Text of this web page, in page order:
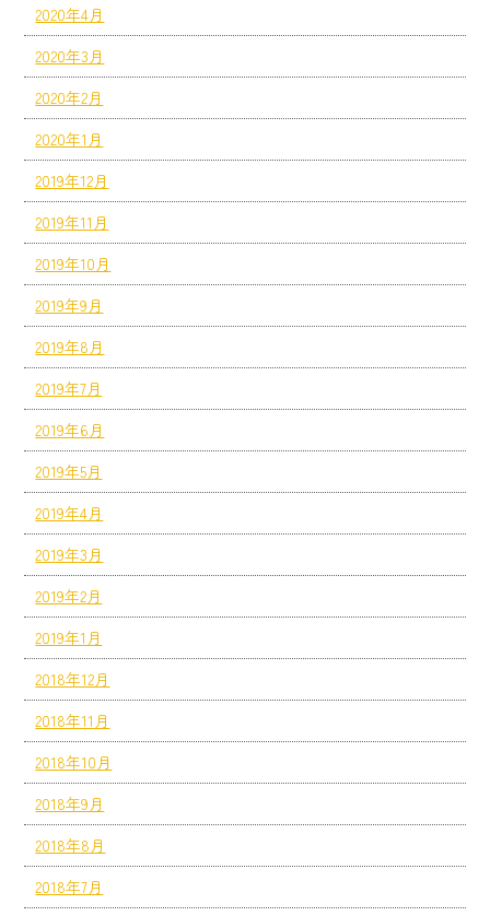
2020年4月
2020年3月
2020年2月
2020年1月
2019年12月
2019年11月
2019年10月
2019年9月
2019年8月
2019年7月
2019年6月
2019年5月
2019年4月
2019年3月
2019年2月
2019年1月
2018年12月
2018年11月
2018年10月
2018年9月
2018年8月
2018年7月